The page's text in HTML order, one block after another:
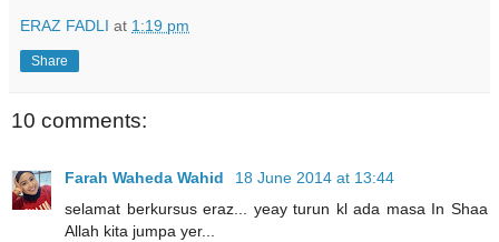
ERAZ FADLI at 1:19 pm
Share
10 comments:
Farah Waheda Wahid
18 June 2014 at 13:44
selamat berkursus eraz... yeay turun kl ada masa In Shaa
Allah kita jumpa yer...